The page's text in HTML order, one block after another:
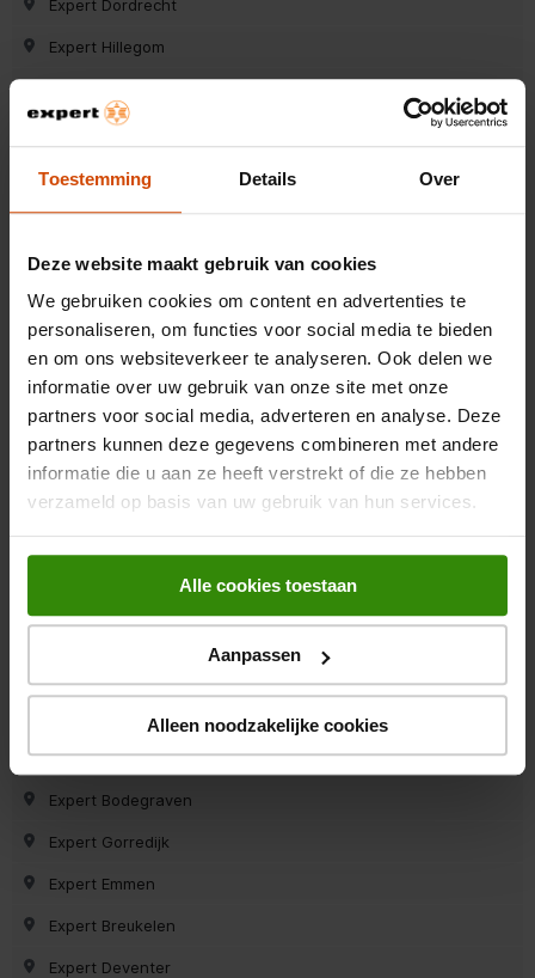
Toestemming Details Over
Deze website maakt gebruik van cookies
We gebruiken cookies om content en advertenties te
personaliseren, om functies voor social media te bieden
en om ons websiteverkeer te analyseren. Ook delen we
informatie over uw gebruik van onze site met onze
partners voor social media, adverteren en analyse. Deze
partners kunnen deze gegevens combineren met andere
informatie die u aan ze heeft verstrekt of die ze hebben
verzameld op basis van uw gebruik van hun services.
Alle cookies toestaan
Aanpassen
Alleen noodzakelijke cookies
Expert Dordrecht
Expert Hillegom
Expert Oss
Expert Surhuisterveen
Expert Wieringerwerf
Expert Roosendaal
Expert Zutphen
Expert Hoogezand
Expert Ermelo
Expert Krimpen a/d Ijssel
Expert Leeuwarden
Expert Roden
Expert Dirksland
Expert Asten
Expert Bodegraven
Expert Gorredijk
Expert Emmen
Expert Breukelen
Expert Deventer